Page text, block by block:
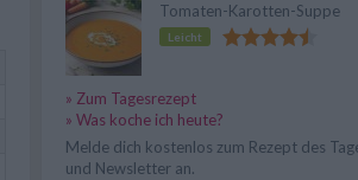
Tomaten-Karotten-Suppe
Leicht
» Zum Tagesrezept
» Was koche ich heute?
Melde dich kostenlos zum Rezept des
und Newsletter an.